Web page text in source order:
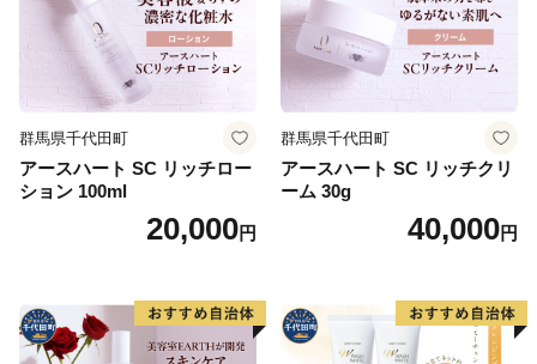
群馬県千代田町
アースハート SC リッチロー
ション 100ml
20,000円
群馬県千代田町
アースハート SC リッチクリ
ーム 30g
40,000円